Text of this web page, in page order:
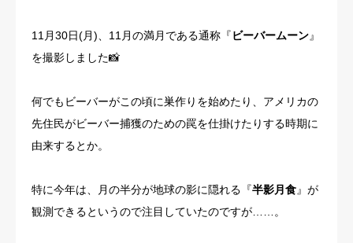
11月30日(月)、11月の満月である通称『ビーバームーン』
を撮影しました📸
何でもビーバーがこの頃に巣作りを始めたり、アメリカの
先住民がビーバー捕獲のための罠を仕掛けたりする時期に
由来するとか。
特に今年は、月の半分が地球の影に隠れる『半影月食』が
観測できるというので注目していたのですが……。